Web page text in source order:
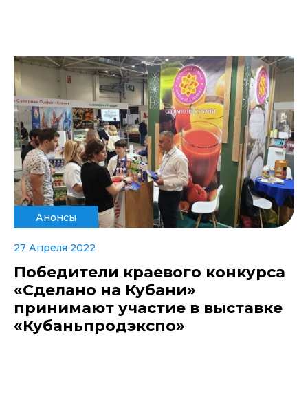
Анонсы
27 Апреля 2022
Победители краевого конкурса
«Сделано на Кубани»
принимают участие в выставке
«Кубаньпродэкспо»